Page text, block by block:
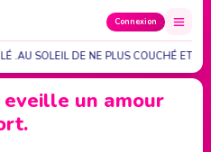
Connexion
.AU SOLEIL DE NE PLUS COUCHÉ ET…
un amour